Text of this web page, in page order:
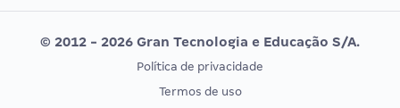
Editais publicados
Vunesp
CONCURSOS POR PROFISSÃO
EXAME DE ORDEM
© 2012 - 2026 Gran Tecnologia e Educação S/A.
Política de privacidade
Termos de uso